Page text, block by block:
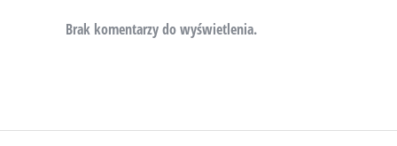
Brak komentarzy do wyświetlenia.